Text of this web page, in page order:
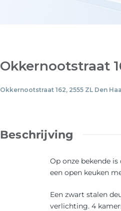
Okkernootstraat
Okkernootstraat 162, 2555 ZL Den
Beschrijving
Op onze bekende
een open keuken
Een zwart stalen
verlichting. 4